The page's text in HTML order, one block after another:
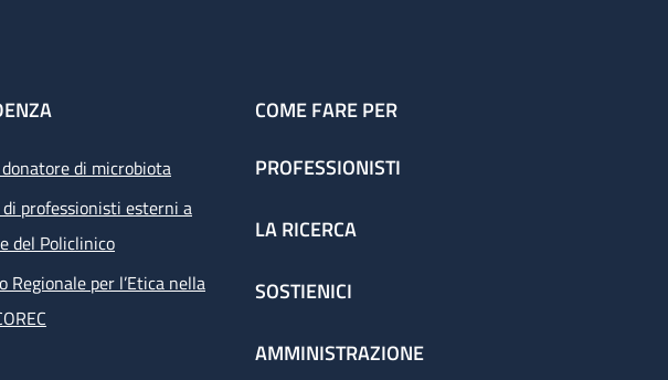
di microbiota
di professionisti esterni a
del Policlinico
Regionale per l’Etica nella
COME FARE PER
PROFESSIONISTI
LA RICERCA
SOSTIENICI
AMMINISTRAZIONE